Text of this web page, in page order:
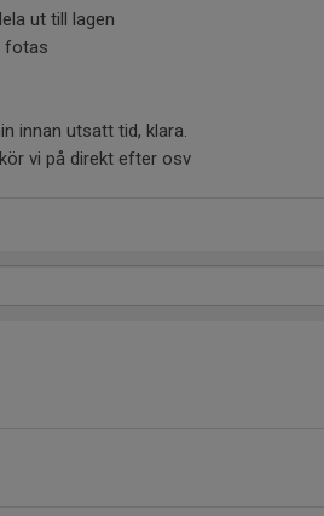
ut till lagen
fotas
innan utsatt tid, klara.
vi på direkt efter osv